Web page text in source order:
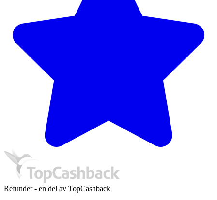
Refunder - en del av TopCashback